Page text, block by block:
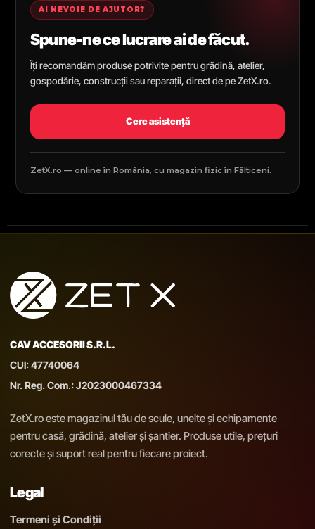
AI NEVOIE DE AJUTOR?
Spune-ne ce lucrare ai de făcut.
Îți recomandăm produse potrivite pentru grădină, atelier,
gospodărie, construcții sau reparații, direct de pe ZetX.ro.
Cere asistență
ZetX.ro — online în România, cu magazin fizic în Fălticeni.
CAV ACCESORII S.R.L.
CUI: 47740064
Nr. Reg. Com.: J2023000467334
ZetX.ro este magazinul tău de scule, unelte și echipamente
pentru casă, grădină, atelier și șantier. Produse utile, prețuri
corecte și suport real pentru fiecare proiect.
Legal
Termeni și Condiții